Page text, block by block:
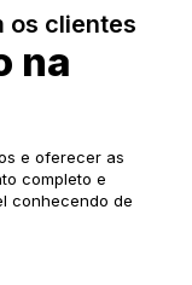
os clientes
na
e oferecer as
completo e
conhecendo de